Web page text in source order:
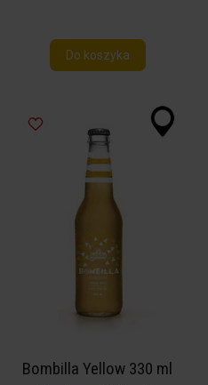
Do koszyka
Bombilla Yellow 330 ml